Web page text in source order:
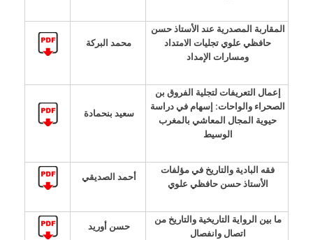
محمد البركة
المقاربة المصدرية عند الأستاذ حسن
حافظي علوي تجليات الامتداد
ومسارات الإمداد
سعيد بنحمادة
إعمال التعريفات لتجلية الفروق بن
الصحراء والواحات: إسهام في دراسة
حيوية المجال المعاشي بالمغرب
الوسيط
أحمد الصديقي
فقه البادية والتاريخ في مؤلفات
الأستاذ حسن حافظي علوي
حسن أوريد
ما بين الرواية التاريخية والتاريخ من
اتصال وانفصال